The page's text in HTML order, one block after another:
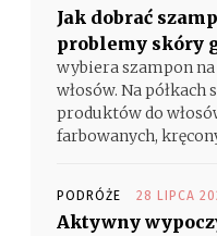
Jak dobrać
problemy skóry
wybiera szampon
włosów. Na
produktów do
farbowanych,
PODRÓŻE 28 LIPCA
Aktywny